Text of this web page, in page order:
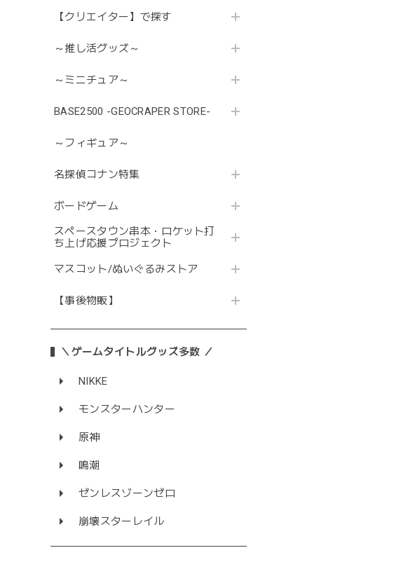
【クリエイター】で探す
～推し活グッズ～
～ミニチュア～
BASE2500 -GEOCRAPER STORE-
～フィギュア～
名探偵コナン特集
ボードゲーム
スペースタウン串本・ロケット打
ち上げ応援プロジェクト
マスコット/ぬいぐるみストア
【事後物販】
＼ゲームタイトルグッズ多数 ／
NIKKE
モンスターハンター
原神
鳴潮
ゼンレスゾーンゼロ
崩壊スターレイル